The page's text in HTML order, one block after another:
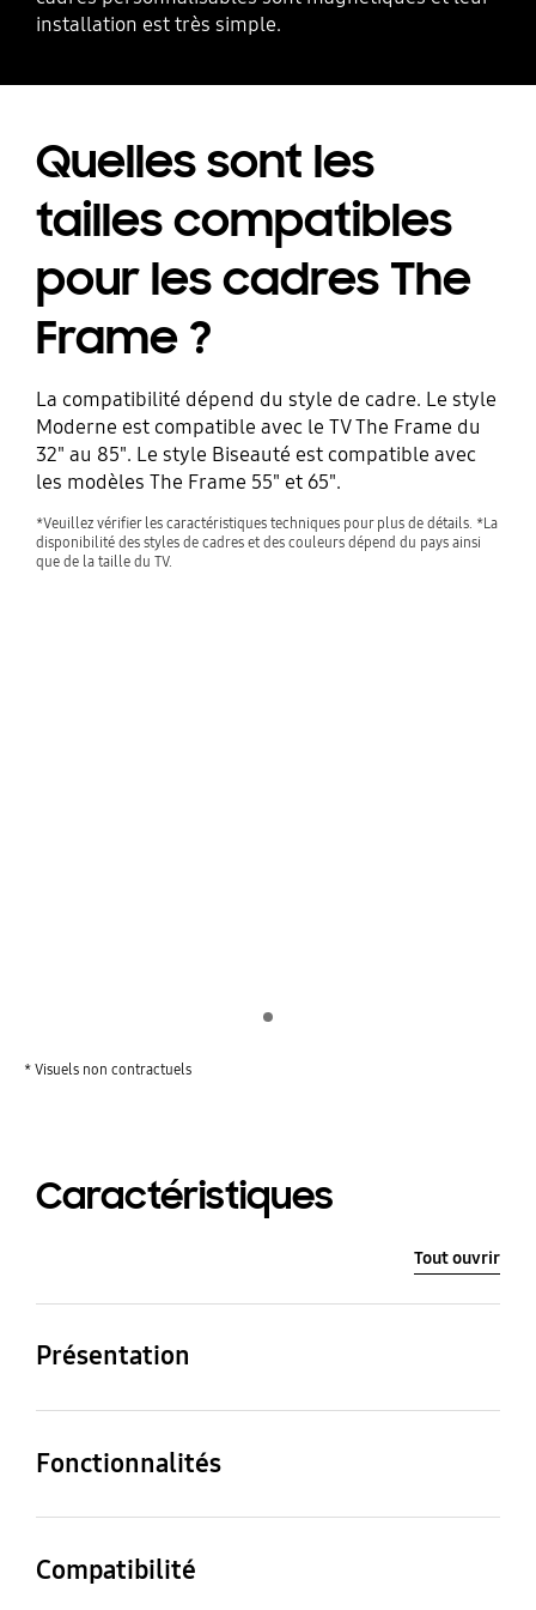
installation est très simple.
Quelles sont les
tailles compatibles
pour les cadres The
Frame ?
La compatibilité dépend du style de cadre. Le style
Moderne est compatible avec le TV The Frame du
32" au 85". Le style Biseauté est compatible avec
les modèles The Frame 55" et 65".
*Veuillez vérifier les caractéristiques techniques pour plus de détails. *La
disponibilité des styles de cadres et des couleurs dépend du pays ainsi
que de la taille du TV.
* Visuels non contractuels
Caractéristiques
Tout ouvrir
Présentation
Doré
1 an
Fonctionnalités
Couleur
Doré
Type
Compatibilité